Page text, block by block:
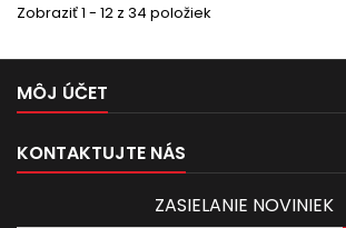
Zobraziť 1 - 12 z 34 položiek
MÔJ ÚČET
KONTAKTUJTE NÁS
ZASIELANIE NOVINIEK